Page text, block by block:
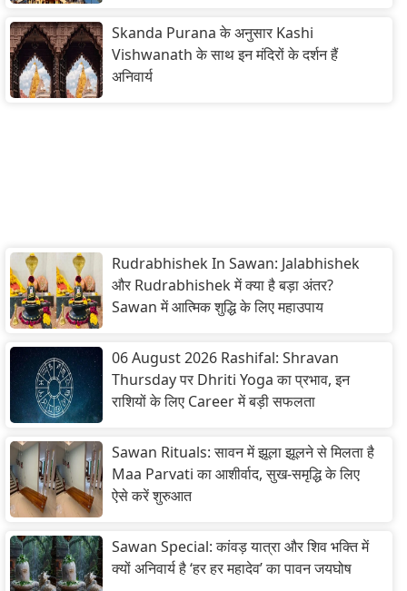
Skanda Purana के अनुसार Kashi
Vishwanath के साथ इन मंदिरों के दर्शन हैं
अनिवार्य
Rudrabhishek In Sawan: Jalabhishek
और Rudrabhishek में क्या है बड़ा अंतर?
Sawan में आत्मिक शुद्धि के लिए महाउपाय
06 August 2026 Rashifal: Shravan
Thursday पर Dhriti Yoga का प्रभाव, इन
राशियों के लिए Career में बड़ी सफलता
Sawan Rituals: सावन में झूला झूलने से मिलता है
Maa Parvati का आशीर्वाद, सुख-समृद्धि के लिए
ऐसे करें शुरुआत
Sawan Special: कांवड़ यात्रा और शिव भक्ति में
क्यों अनिवार्य है ‘हर हर महादेव’ का पावन जयघोष